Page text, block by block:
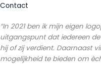
Contact
“In 2021 ben ik mijn eigen
uitgangspunt dat iedereen
hij of zij verdient. Daarnaast
mogelijkheid te bieden om